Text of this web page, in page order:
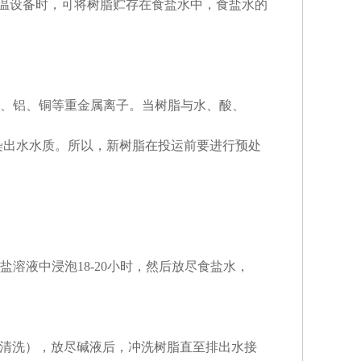
备时，可将树脂贮存在食盐水中，食盐水的
铝、铜等重金属离子。当树脂与水、酸、
水水质。所以，新树脂在投运前要进行预处
液中浸泡18-20小时，然后放尽食盐水，
洗），放尽碱液后，冲洗树脂直至排出水接